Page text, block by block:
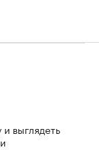
выглядеть